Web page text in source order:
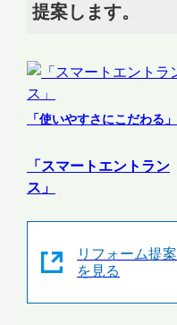
提案します。
「使いやすさにこだわる」
「スマートエントラン
ス」
リフォーム提案
を見る